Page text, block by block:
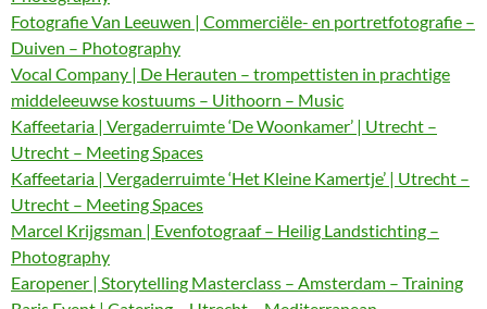
Fotografie Van Leeuwen | Commerciële- en portretfotografie –
Duiven – Photography
Vocal Company | De Herauten – trompettisten in prachtige
middeleeuwse kostuums – Uithoorn – Music
Kaffeetaria | Vergaderruimte ‘De Woonkamer’ | Utrecht –
Utrecht – Meeting Spaces
Kaffeetaria | Vergaderruimte ‘Het Kleine Kamertje’ | Utrecht –
Utrecht – Meeting Spaces
Marcel Krijgsman | Evenfotograaf – Heilig Landstichting –
Photography
Earopener | Storytelling Masterclass – Amsterdam – Training